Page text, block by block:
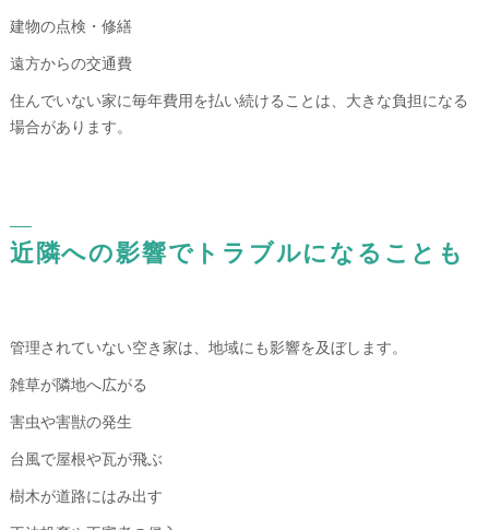
建物の点検・修繕
遠方からの交通費
住んでいない家に毎年費用を払い続けることは、大きな負担になる
場合があります。
近隣への影響でトラブルになることも
管理されていない空き家は、地域にも影響を及ぼします。
雑草が隣地へ広がる
害虫や害獣の発生
台風で屋根や瓦が飛ぶ
樹木が道路にはみ出す